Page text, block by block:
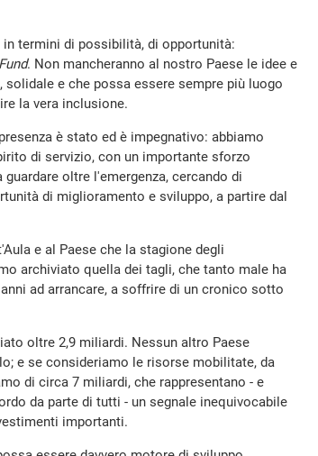
termini di possibilità, di opportunità:
. Non mancheranno al nostro Paese le idee e
e che possa essere sempre più luogo
la vera inclusione.
è stato ed è impegnativo: abbiamo
di servizio, con un importante sforzo
oltre l'emergenza, cercando di
di miglioramento e sviluppo, a partire dal
e al Paese che la stagione degli
archiviato quella dei tagli, che tanto male ha
ad arrancare, a soffrire di un cronico sotto
oltre 2,9 miliardi. Nessun altro Paese
e se consideriamo le risorse mobilitate, da
di circa 7 miliardi, che rappresentano - e
da parte di tutti - un segnale inequivocabile
importanti.